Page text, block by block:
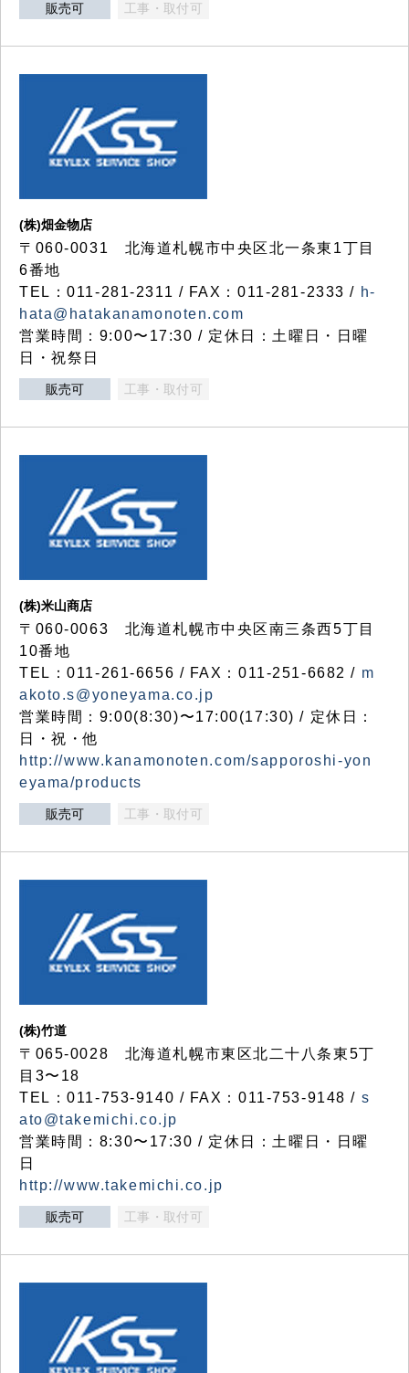
販売可 工事・取付可
(株)畑金物店
〒060-0031 北海道札幌市中央区北一条東1丁目
6番地
TEL：011-281-2311 / FAX：011-281-2333 / h-
hata@hatakanamonoten.com
営業時間：9:00〜17:30 / 定休日：土曜日・日曜
日・祝祭日
販売可 工事・取付可
(株)米山商店
〒060-0063 北海道札幌市中央区南三条西5丁目
10番地
TEL：011-261-6656 / FAX：011-251-6682 / m
akoto.s@yoneyama.co.jp
営業時間：9:00(8:30)〜17:00(17:30) / 定休日：
日・祝・他
http://www.kanamonoten.com/sapporoshi-yon
eyama/products
販売可 工事・取付可
(株)竹道
〒065-0028 北海道札幌市東区北二十八条東5丁
目3〜18
TEL：011-753-9140 / FAX：011-753-9148 / s
ato@takemichi.co.jp
営業時間：8:30〜17:30 / 定休日：土曜日・日曜
日
http://www.takemichi.co.jp
販売可 工事・取付可